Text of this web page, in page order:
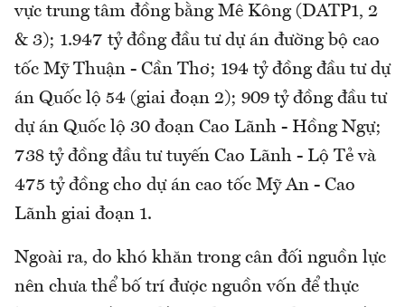
vực trung tâm đồng bằng Mê Kông (DATP1, 2
& 3); 1.947 tỷ đồng đầu tư dự án đường bộ cao
tốc Mỹ Thuận - Cần Thơ; 194 tỷ đồng đầu tư dự
án Quốc lộ 54 (giai đoạn 2); 909 tỷ đồng đầu tư
dự án Quốc lộ 30 đoạn Cao Lãnh - Hồng Ngự;
738 tỷ đồng đầu tư tuyến Cao Lãnh - Lộ Tẻ và
475 tỷ đồng cho dự án cao tốc Mỹ An - Cao
Lãnh giai đoạn 1.
Ngoài ra, do khó khăn trong cân đối nguồn lực
nên chưa thể bố trí được nguồn vốn để thực